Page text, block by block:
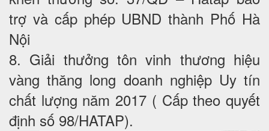
trợ và cấp phép UBND thành Phố Hà
Nội
8. Giải thưởng tôn vinh thương hiệu
vàng thăng long doanh nghiệp Uy tín
chất lượng năm 2017 ( Cấp theo quyết
định số 98/HATAP).